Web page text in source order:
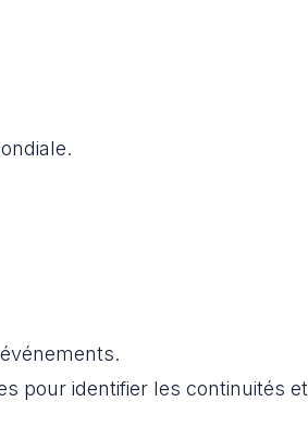
pour identifier les continuités et